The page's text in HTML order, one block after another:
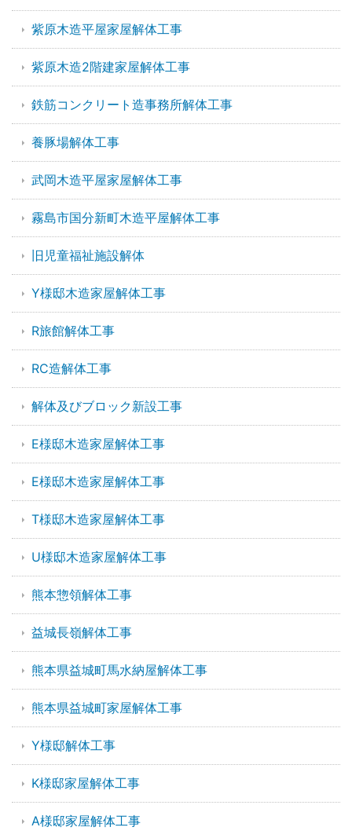
紫原木造平屋家屋解体工事
紫原木造2階建家屋解体工事
鉄筋コンクリート造事務所解体工事
養豚場解体工事
武岡木造平屋家屋解体工事
霧島市国分新町木造平屋解体工事
旧児童福祉施設解体
Y様邸木造家屋解体工事
R旅館解体工事
RC造解体工事
解体及びブロック新設工事
E様邸木造家屋解体工事
E様邸木造家屋解体工事
T様邸木造家屋解体工事
U様邸木造家屋解体工事
熊本惣領解体工事
益城長嶺解体工事
熊本県益城町馬水納屋解体工事
熊本県益城町家屋解体工事
Y様邸解体工事
K様邸家屋解体工事
A様邸家屋解体工事